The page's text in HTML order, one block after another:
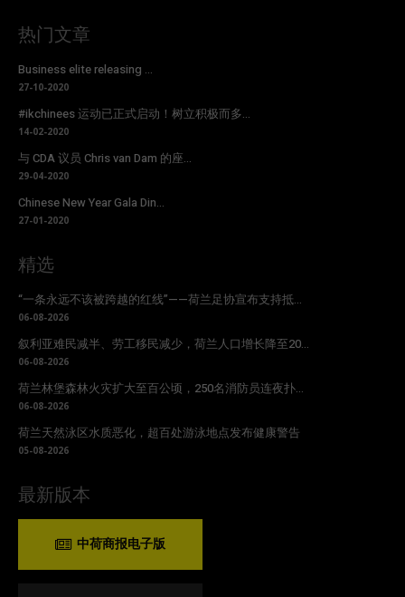
热门文章
Business elite releasing ...
27-10-2020
#ikchinees 运动已正式启动！树立积极而多...
14-02-2020
与 CDA 议员 Chris van Dam 的座...
29-04-2020
Chinese New Year Gala Din...
27-01-2020
精选
“一条永远不该被跨越的红线”——荷兰足协宣布支持抵...
06-08-2026
叙利亚难民减半、劳工移民减少，荷兰人口增长降至20...
06-08-2026
荷兰林堡森林火灾扩大至百公顷，250名消防员连夜扑...
06-08-2026
荷兰天然泳区水质恶化，超百处游泳地点发布健康警告
05-08-2026
最新版本
中荷商报电子版